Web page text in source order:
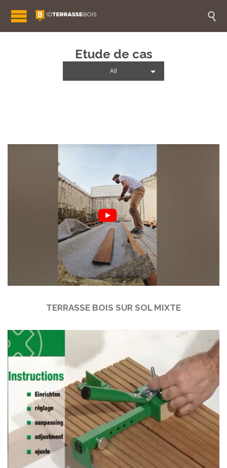

Etude de cas
All
TERRASSE BOIS SUR SOL MIXTE